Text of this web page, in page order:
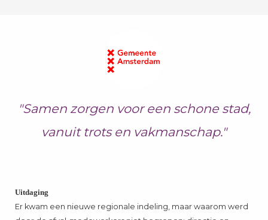
"Samen zorgen voor een schone stad,
vanuit trots en vakmanschap."
Uitdaging
Er kwam een nieuwe regionale indeling, maar waarom werd